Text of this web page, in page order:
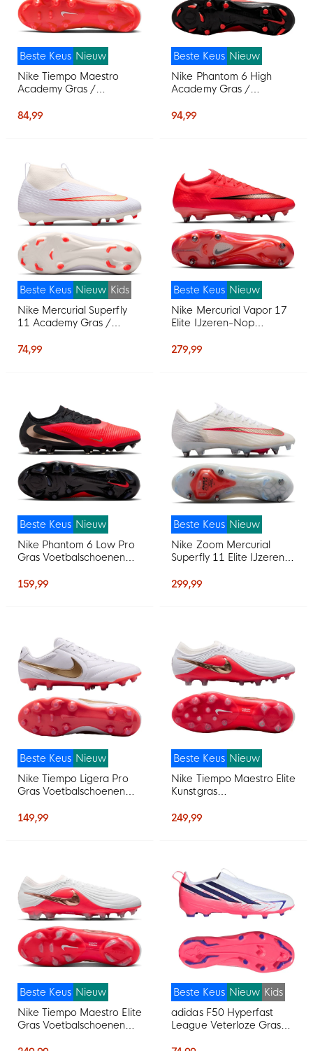
Beste Keus Nieuw
Nike Tiempo Maestro
Academy Gras /
Voetbalschoenen (MG)
84,99
Beste Keus Nieuw
Nike Phantom 6 High
Academy Gras /
Voetbalschoenen (MG)
94,99
Beste Keus Nieuw Kids
Nike Mercurial Superfly
11 Academy Gras /
Voetbalschoenen (MG)
74,99
Beste Keus Nieuw
Nike Mercurial Vapor 17
Elite IJzeren-Nop
Felrood Zwart Goud
279,99
Beste Keus Nieuw
Nike Phantom 6 Low Pro
Gras Voetbalschoenen
159,99
Beste Keus Nieuw
Nike Zoom Mercurial
Superfly 11 Elite IJzeren-
(SG) Wit Felrood Goud
299,99
Beste Keus Nieuw
Nike Tiempo Ligera Pro
Gras Voetbalschoenen
149,99
Beste Keus Nieuw
Nike Tiempo Maestro Elite
Kunstgras
Wit Felrood Goud
249,99
Beste Keus Nieuw
Nike Tiempo Maestro Elite
Gras Voetbalschoenen
Beste Keus Nieuw Kids
adidas F50 Hyperfast
League Veterloze Gras